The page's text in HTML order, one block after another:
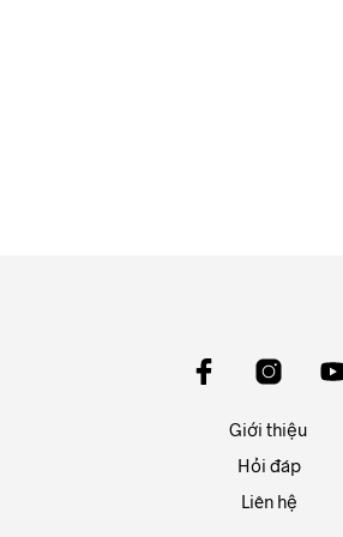
Giới thiệu
Hỏi đáp
Liên hệ